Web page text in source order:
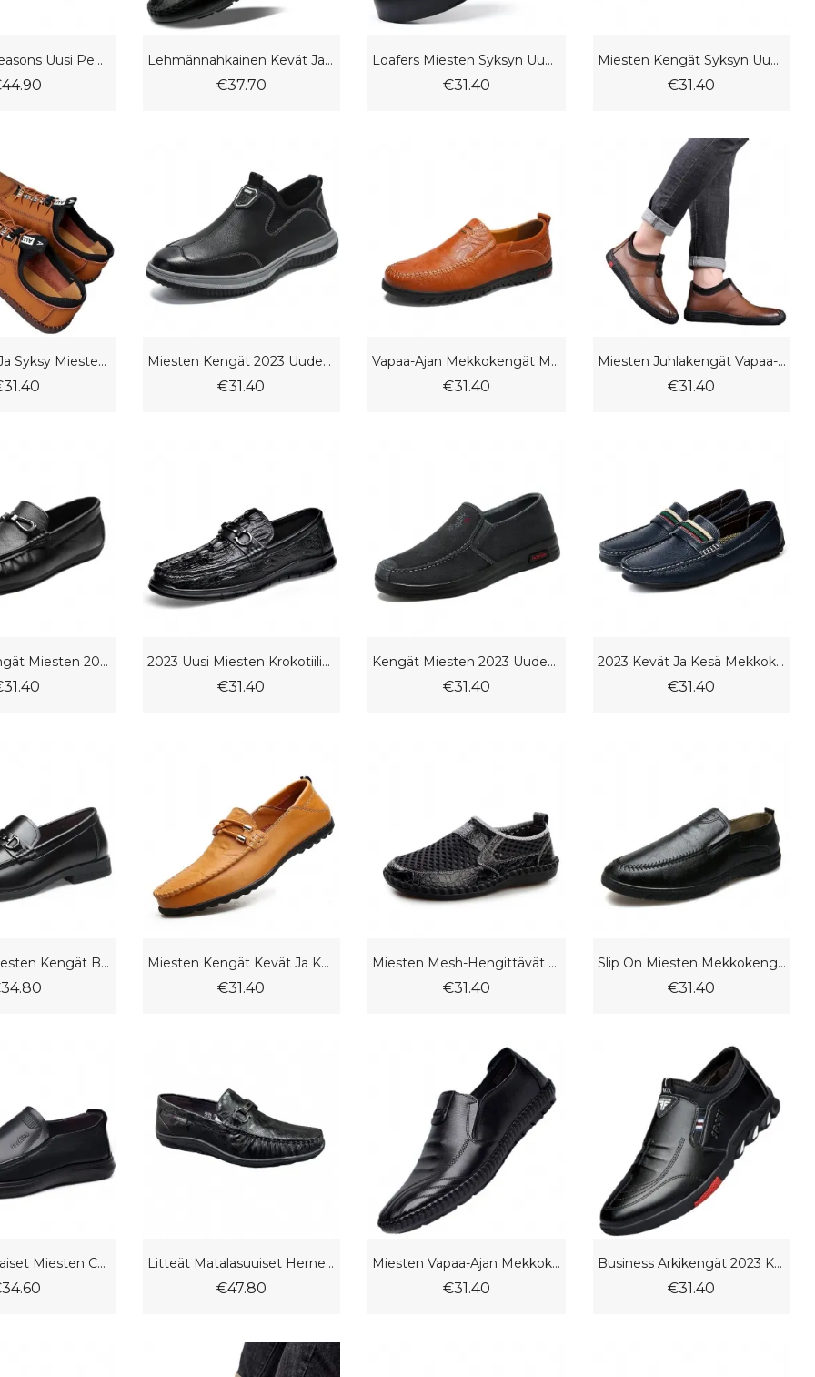
2023 Four Seasons Uusi Pehmeä Nahka Pohja Setti Jaloissa Mukava Peas Kengät Tasaiset Mukavat Miesten Vapaa-Ajan Mekkokengät Lehmännahkainen Kevät Ja Kesä Slip-On Herneet Kengät Miesten Vapaa-Ajan Mekkokengät Hengittävät Business Suuren Koon
€37.70
Loafers Miesten Syksyn Uudet Slip-On Ajonahka Pehmeäpohjaiset Himmeät Juhlakengät Mustat Business Doudou Kengät
€31.40
Miesten Kengät Syksyn Uudet Business Casual Mekkokengät Tasainen Pehmeä Pohja Pinta Herneet
€31.40
2023 Kevät Ja Syksy Miesten Kengät Matalavartiset Tasaiset Vapaa-Ajan Mekkokengät Muoti Slip On Herneet Miesten Kengät 2023 Uudet Kevään Ja Syksyn Rento Lenkkarit Hengittävät Tasaiset Doudou
€31.40
Vapaa-Ajan Mekkokengät Miesten Pehmeäpohjaiset Luistamattomat Herneet Kengät Hengittävät Ajokengät Slip-On Isokokoiset
€31.40
Miesten Juhlakengät Vapaa-Ajan Kengät Mukavat Pehmustetut Ja Fleecepehmeä Pohja Slip-On Herneetkengät
€31.40
Doudou Kengät Miesten 2023 Kevään Uudet Jalat Mekkokengät Pehmeä Pohja Rento Hengittävät Loaferit 2023 Uusi Miesten Krokotiilikuvioinen Vapaa-Ajan Kengät Jalkasetti Mekkokengät Pehmeä Pohja Nahka Herneet Miehet
€31.40
Kengät Miesten 2023 Uudet Hengittävät Slip-On Kangaskengät Pehmeäpohjaiset Vapaa-Ajan Trendikkäät Herneet
€31.40
2023 Kevät Ja Kesä Mekkokengät Miesten Pehmeä Pohja Hengittävä Isokokoinen Casual Herneskengät Trendikkäät Ajokengät
€31.40
Jalkasarja Miesten Kengät Bisnes Loaferit Kevät Uusi Mekkokengät Vapaa-Ajan Herneet Miesten Kengät Kevät Ja Kesä Herneet Lehmännahkaiset Juhlakengät Vapaa-Ajan Miehet
€31.40
Miesten Mesh-Hengittävät Vapaa-Ajan Kengät Pehmeäpohjaiset Peas-Kengät Ajokengät Plus-Koon
€31.40
Slip On Miesten Mekkokengät 2023 Uudet Shallow Mouth Peas Kengät Ulkoilu Muoti Mukavat Vapaa-Ajan
€31.40
Uudet Nahkaiset Miesten Casual Doudou Kengät Liukukangas Pehmeällä Pohjalla Ja Pinnalla Litteät Matalasuuiset Herneett Kengät Lampaannahkaiset Metallisoljet Muotiloaferit
€47.80
Miesten Vapaa-Ajan Mekkokengät Neljän Vuodenajan Muoti Doudou-Kengät Pehmeäpohjaiset Litteät Kengät Ajokengät
€31.40
Business Arkikengät 2023 Kevät Herneet Kengät Tasaiset Mukavat Opiskelijakengät Miesten Vapaa-Ajan Mekko
€31.40